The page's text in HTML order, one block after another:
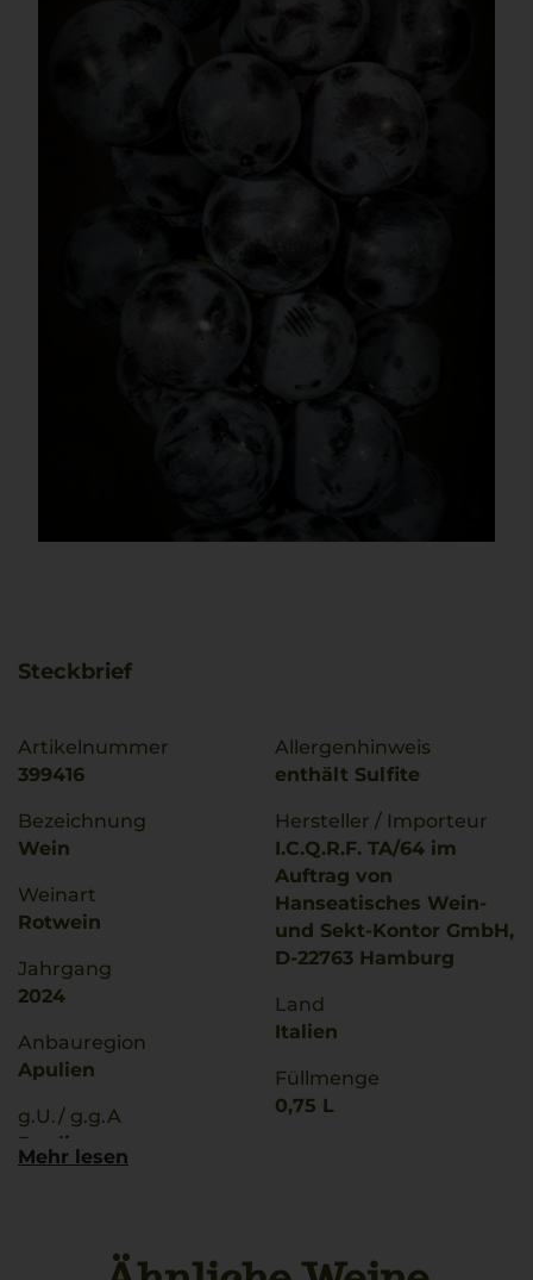
Steckbrief
Artikelnummer
399416
Bezeichnung
Wein
Weinart
Rotwein
Jahrgang
2024
Anbauregion
Apulien
g.U./ g.g.A
Puglia
Allergenhinweis
enthält Sulfite
Hersteller / Importeur
I.C.Q.R.F. TA/64 im
Auftrag von
Hanseatisches Wein-
und Sekt-Kontor GmbH,
D-22763 Hamburg
Land
Italien
Füllmenge
0,75 L
Mehr lesen